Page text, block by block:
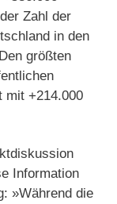
Zahl der
in den
größten
mit +214.000
Information
»Während die